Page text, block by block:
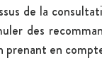
de la
des
prenant en